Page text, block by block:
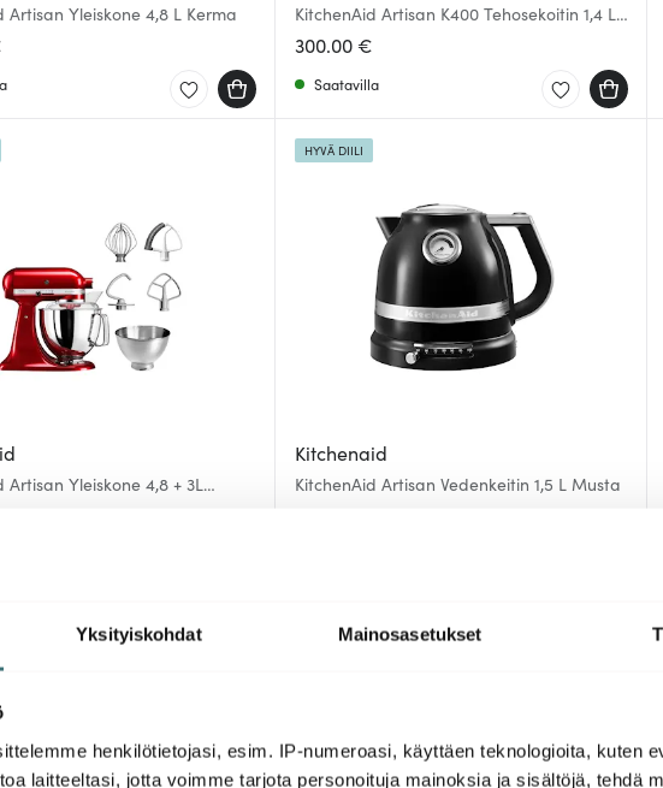
Yksityiskohdat Mainosasetukset
henkilötietojasi, esim. IP-numeroasi, käyttäen teknologioita, kuten
laitteeltasi, jotta voimme tarjota personoituja mainoksia ja sisältöjä, tehdä
Artisan Yleiskone 4,8 L Kerma
KitchenAid Artisan K400 Tehosekoitin 1,4 L
Pebble Palm
300.00 €
Saatavilla
Artisan Yleiskone 4,8 + 3L
Kitchenaid
KitchenAid Artisan Vedenkeitin 1,5 L Musta
HYVÄ DIILI